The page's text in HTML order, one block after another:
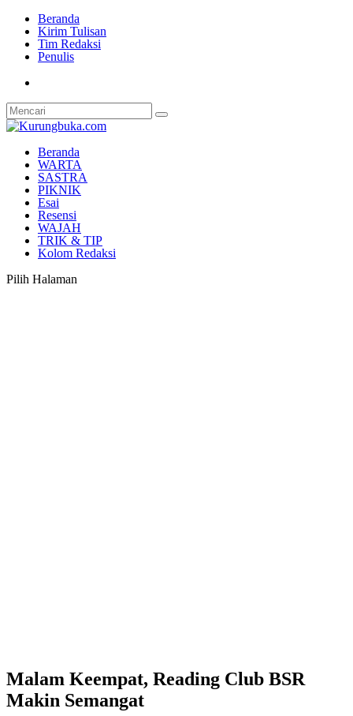
Beranda
Kirim Tulisan
Tim Redaksi
Penulis
Beranda
WARTA
SASTRA
PIKNIK
Esai
Resensi
WAJAH
TRIK & TIP
Kolom Redaksi
Pilih Halaman
Malam Keempat, Reading Club BSR
Makin Semangat